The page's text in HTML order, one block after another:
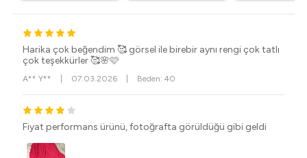
Harika çok beğendim 🥰 görsel ile birebir aynı rengi çok tatlı
çok teşekkürler 🥰🌸🩷
A** Y** 07.03.2026 Beden: 40
Fiyat performans ürünü, fotoğrafta görüldüğü gibi geldi